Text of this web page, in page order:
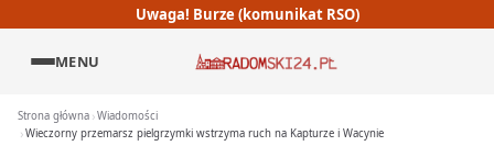
Uwaga! Burze (komunikat RSO)
MENU
Strona główna Wiadomości
Wieczorny przemarsz pielgrzymki wstrzyma ruch na Kapturze i Wacynie